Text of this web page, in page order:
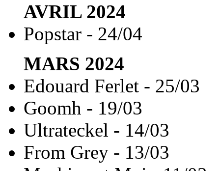
AVRIL2024
Popstar - 24/04
MARS 2024
Edouard Ferlet - 25/03
Goomh - 19/03
Ultrateckel - 14/03
From Grey - 13/03